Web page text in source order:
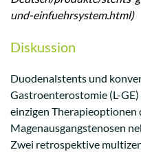
und-einfuehrsystem.html)
Diskussion
Duodenalstents und
Gastroenterostomie (L-
einzigen Therapieoptionen
Magenausgangstenosen
Zwei retrospektive